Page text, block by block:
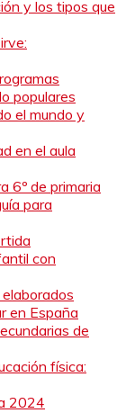
y los tipos que
populares
el mundo y
en el aula
6º de primaria
para
con
en España
de
física:
2024